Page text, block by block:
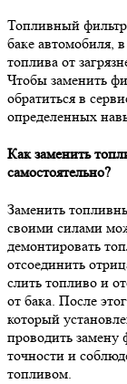
Топливный
баке автомобиля,
топлива от
Чтобы заменить
обратиться в
определенных
Как заменить
самостоятельно?
Заменить
своими силами
демонтировать
отсоединить
слить топливо и
от бака. После
который
проводить замену
точности и
топливом.